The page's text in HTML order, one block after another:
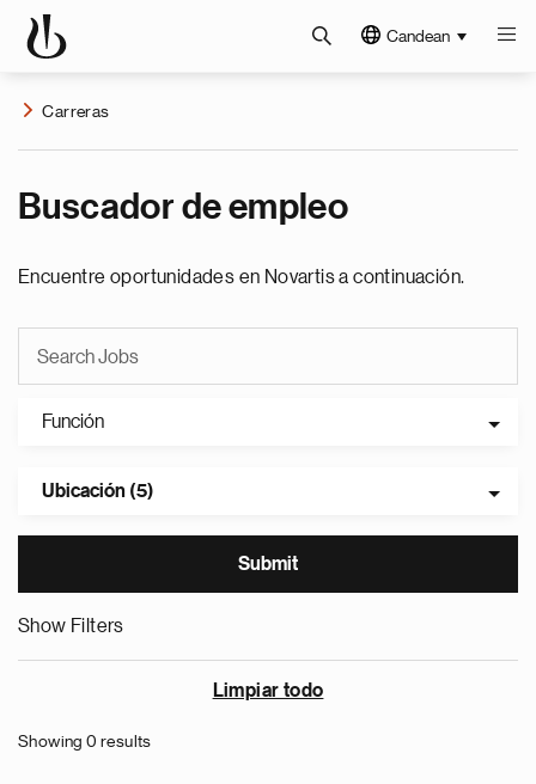
Candean
Carreras
Buscador de empleo
Encuentre oportunidades en Novartis a continuación.
Función
Ubicación (5)
Show Filters
Limpiar todo
Showing 0 results